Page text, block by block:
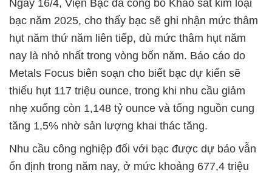
Ngày 16/4, Viện Bạc đã công bố Khảo sát kim loại
bạc năm 2025, cho thấy bạc sẽ ghi nhận mức thâm
hụt năm thứ năm liên tiếp, dù mức thâm hụt năm
nay là nhỏ nhất trong vòng bốn năm. Báo cáo do
Metals Focus biên soạn cho biết bạc dự kiến sẽ
thiếu hụt 117 triệu ounce, trong khi nhu cầu giảm
nhẹ xuống còn 1,148 tỷ ounce và tổng nguồn cung
tăng 1,5% nhờ sản lượng khai thác tăng.
Nhu cầu công nghiệp đối với bạc được dự báo vẫn
ổn định trong năm nay, ở mức khoảng 677,4 triệu